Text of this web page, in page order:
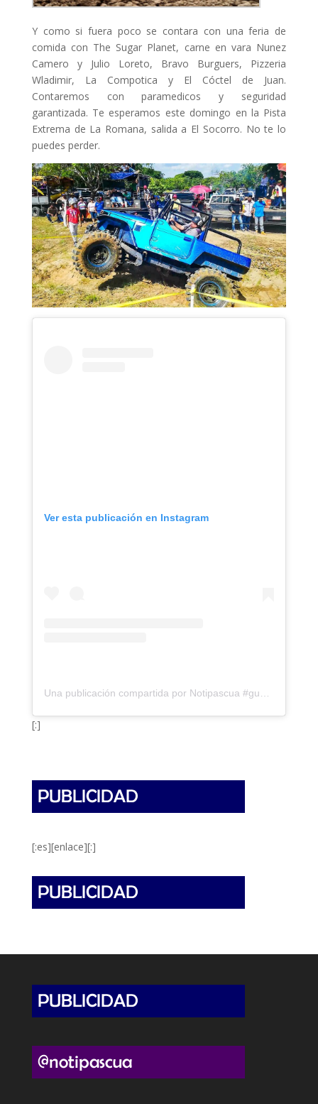
Y como si fuera poco se contara con una feria de
comida con The Sugar Planet, carne en vara Nunez
Camero y Julio Loreto, Bravo Burguers, Pizzeria
Wladimir, La Compotica y El Cóctel de Juan.
Contaremos con paramedicos y seguridad
garantizada. Te esperamos este domingo en la Pista
Extrema de La Romana, salida a El Socorro. No te lo
puedes perder.
Ver esta publicación en Instagram
[:]
[:es][enlace][:]